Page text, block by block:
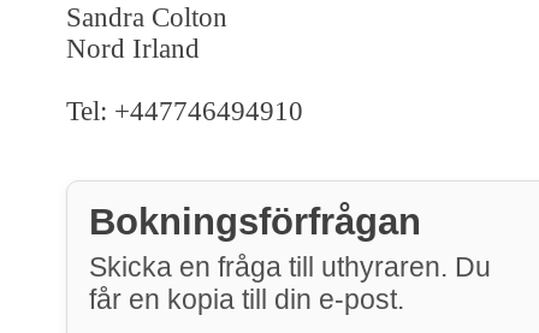
Sandra Colton
Nord Irland
Tel: +447746494910
Bokningsförfrågan
Skicka en fråga till uthyraren. Du
får en kopia till din e-post.